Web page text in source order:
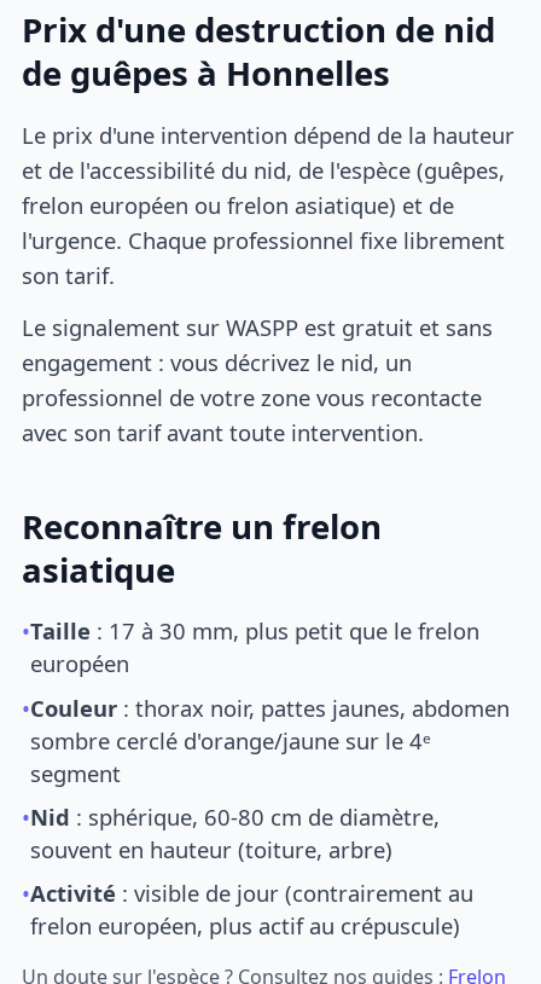
Prix d'une destruction de nid
de guêpes à Honnelles
Le prix d'une intervention dépend de la hauteur
et de l'accessibilité du nid, de l'espèce (guêpes,
frelon européen ou frelon asiatique) et de
l'urgence. Chaque professionnel fixe librement
son tarif.
Le signalement sur WASPP est gratuit et sans
engagement : vous décrivez le nid, un
professionnel de votre zone vous recontacte
avec son tarif avant toute intervention.
Reconnaître un frelon
asiatique
•Taille : 17 à 30 mm, plus petit que le frelon
européen
•Couleur : thorax noir, pattes jaunes, abdomen
sombre cerclé d'orange/jaune sur le 4ᵉ
segment
•Nid : sphérique, 60-80 cm de diamètre,
souvent en hauteur (toiture, arbre)
•Activité : visible de jour (contrairement au
frelon européen, plus actif au crépuscule)
Un doute sur l'espèce ? Consultez nos guides : Frelon